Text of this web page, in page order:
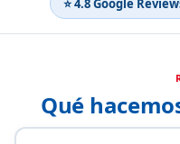
⭐ 4.8 Google
Qué